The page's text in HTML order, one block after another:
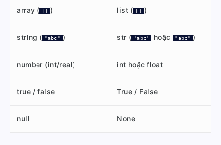
array ( [] ) list ( [] )
string ( "abc" ) str ( 'abc' hoặc "abc" )
number (int/real) int hoặc float
true / false True / False
null None